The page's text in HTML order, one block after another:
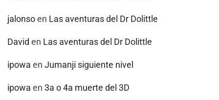
jalonsoen Las aventuras del Dr Dolittle
David en Las aventuras del Dr Dolittle
ipowa en Jumanji siguiente nivel
ipowa en 3a o 4a muerte del 3D